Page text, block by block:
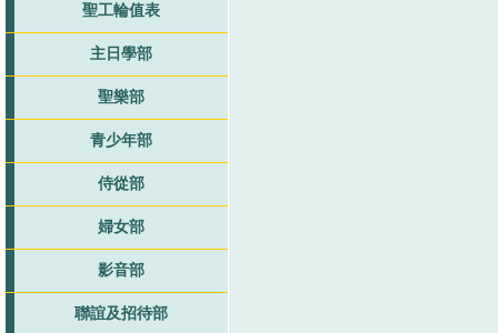
聖工輪值表
主日學部
聖樂部
青少年部
侍從部
婦女部
影音部
聯誼及招待部